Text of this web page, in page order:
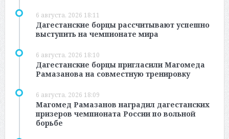
6 августа, 2026 18:11
Дагестанские борцы рассчитывают успешно
выступить на чемпионате мира
6 августа, 2026 18:10
Дагестанские борцы пригласили Магомеда
Рамазанова на совместную тренировку
6 августа, 2026 18:09
Магомед Рамазанов наградил дагестанских
призеров чемпионата России по вольной
борьбе